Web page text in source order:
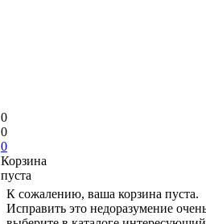
0
0
0
Корзина
пуста
К сожалению, ваша корзина пуста.
Исправить это недоразумение